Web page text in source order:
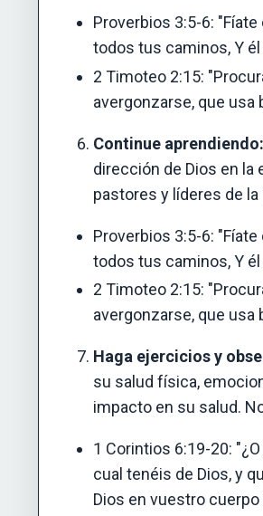
Proverbios 3:5-6:
todos tus caminos, Y
2 Timoteo 2:15:
avergonzarse, que usa
Continue aprendiendo:
dirección de Dios en la
pastores y líderes de la
Proverbios 3:5-6:
todos tus caminos, Y
2 Timoteo 2:15:
avergonzarse, que usa
Haga ejercicios y
su salud física,
impacto en su salud.
1 Corintios 6:19-20:
cual tenéis de Dios, y
Dios en vuestro